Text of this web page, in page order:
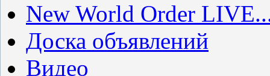
New World Order
Доска объявлений
Видео